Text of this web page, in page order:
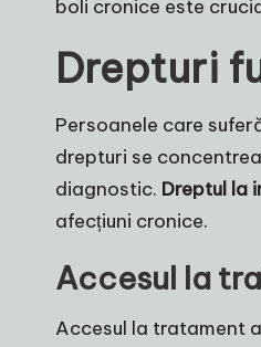
boli cronice este
Drepturi
Persoanele care
drepturi se
diagnostic. Dreptul la
afecțiuni cronice.
Accesul la
Accesul la tratament